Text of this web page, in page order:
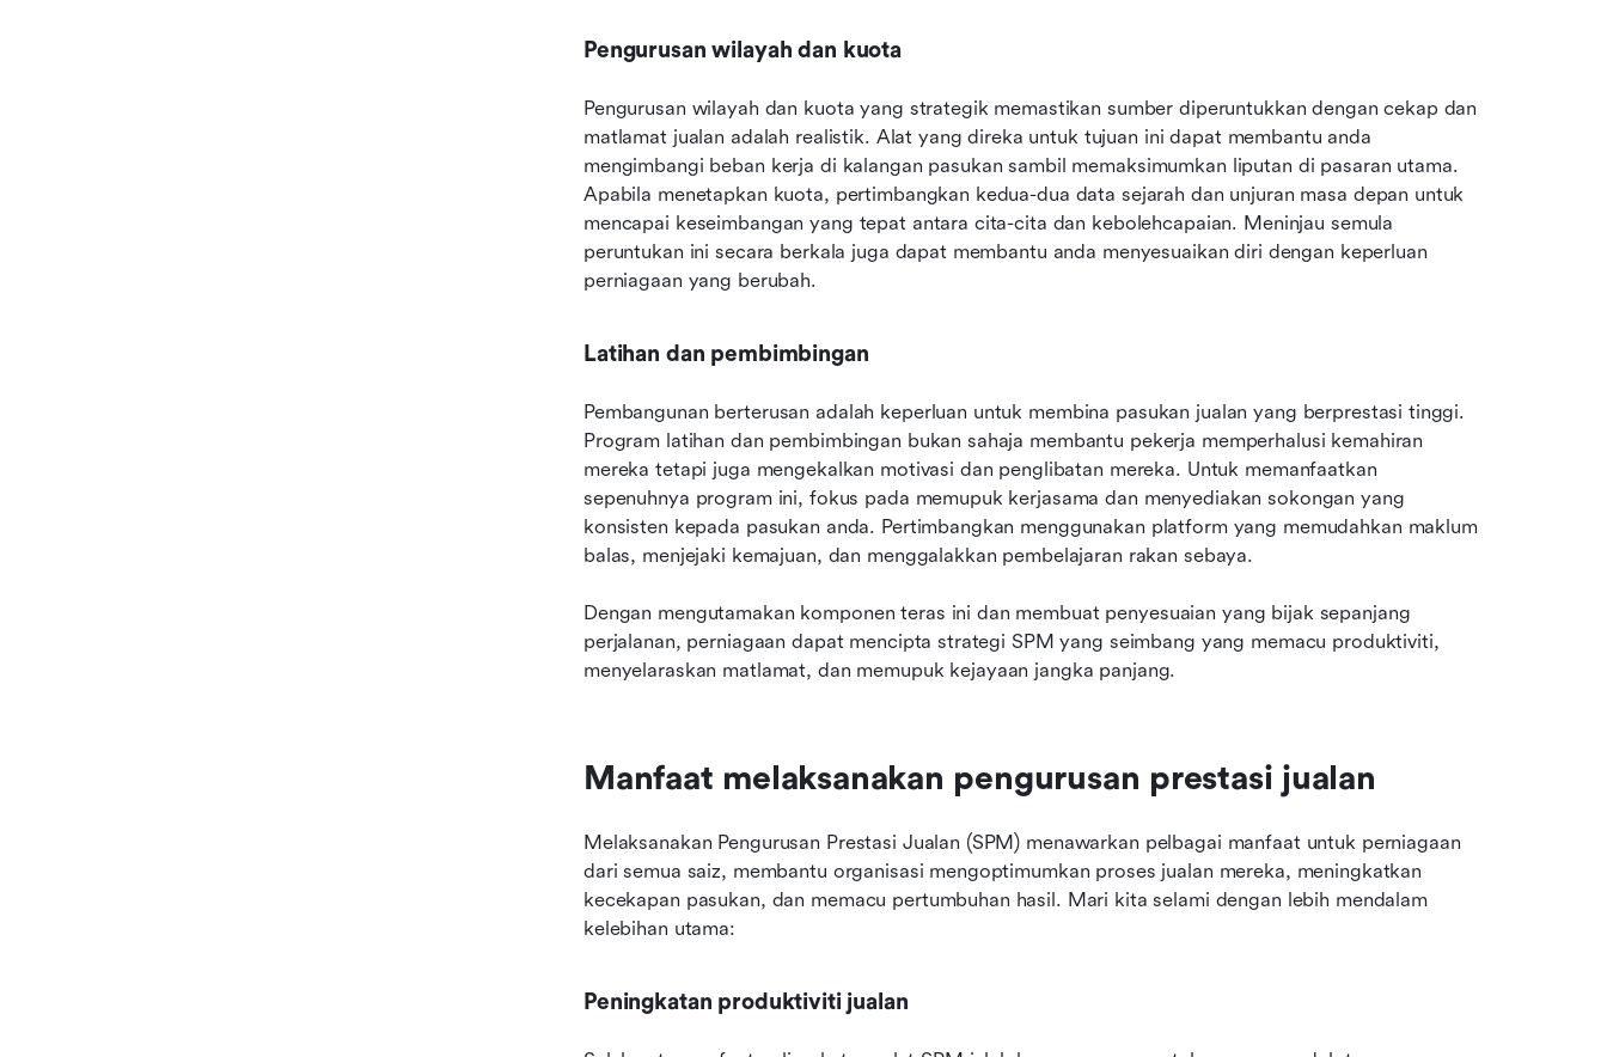
Pengurusan wilayah dan kuota
Pengurusan wilayah dan kuota yang strategik memastikan sumber diperuntukkan dengan cekap dan
matlamat jualan adalah realistik. Alat yang direka untuk tujuan ini dapat membantu anda
mengimbangi beban kerja di kalangan pasukan sambil memaksimumkan liputan di pasaran utama.
Apabila menetapkan kuota, pertimbangkan kedua-dua data sejarah dan unjuran masa depan untuk
mencapai keseimbangan yang tepat antara cita-cita dan kebolehcapaian. Meninjau semula
peruntukan ini secara berkala juga dapat membantu anda menyesuaikan diri dengan keperluan
perniagaan yang berubah.
Latihan dan pembimbingan
Pembangunan berterusan adalah keperluan untuk membina pasukan jualan yang berprestasi tinggi.
Program latihan dan pembimbingan bukan sahaja membantu pekerja memperhalusi kemahiran
mereka tetapi juga mengekalkan motivasi dan penglibatan mereka. Untuk memanfaatkan
sepenuhnya program ini, fokus pada memupuk kerjasama dan menyediakan sokongan yang
konsisten kepada pasukan anda. Pertimbangkan menggunakan platform yang memudahkan maklum
balas, menjejaki kemajuan, dan menggalakkan pembelajaran rakan sebaya.
Dengan mengutamakan komponen teras ini dan membuat penyesuaian yang bijak sepanjang
perjalanan, perniagaan dapat mencipta strategi SPM yang seimbang yang memacu produktiviti,
menyelaraskan matlamat, dan memupuk kejayaan jangka panjang.
Manfaat melaksanakan pengurusan prestasi jualan
Melaksanakan Pengurusan Prestasi Jualan (SPM) menawarkan pelbagai manfaat untuk perniagaan
dari semua saiz, membantu organisasi mengoptimumkan proses jualan mereka, meningkatkan
kecekapan pasukan, dan memacu pertumbuhan hasil. Mari kita selami dengan lebih mendalam
kelebihan utama:
Peningkatan produktiviti jualan